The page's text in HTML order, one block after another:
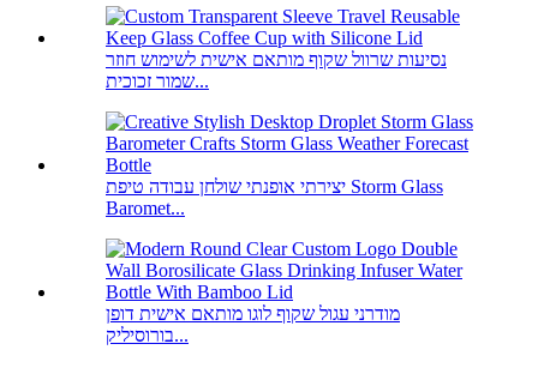
נסיעות שרוול שקוף מותאם אישית לשימוש חוזר
שמור זכוכית...
יצירתי אופנתי שולחן עבודה טיפת Storm Glass
Baromet...
מודרני עגול שקוף לוגו מותאם אישית דופן
בורוסיליק...